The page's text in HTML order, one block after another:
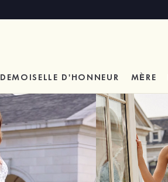
DEMOISELLE D'HONNEUR MÈRE